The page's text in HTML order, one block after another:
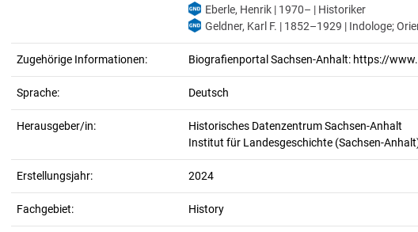
Eberle, Henrik | 1970– | Historiker
Geldner, Karl F. | 1852–1929 | Indologe;
Zugehörige Informationen: Biografienportal Sachsen-Anhalt: https://
Sprache: Deutsch
Herausgeber/in:
Historisches Datenzentrum Sachsen-Anhalt
Institut für Landesgeschichte (Sachsen-
Erstellungsjahr: 2024
Fachgebiet: History